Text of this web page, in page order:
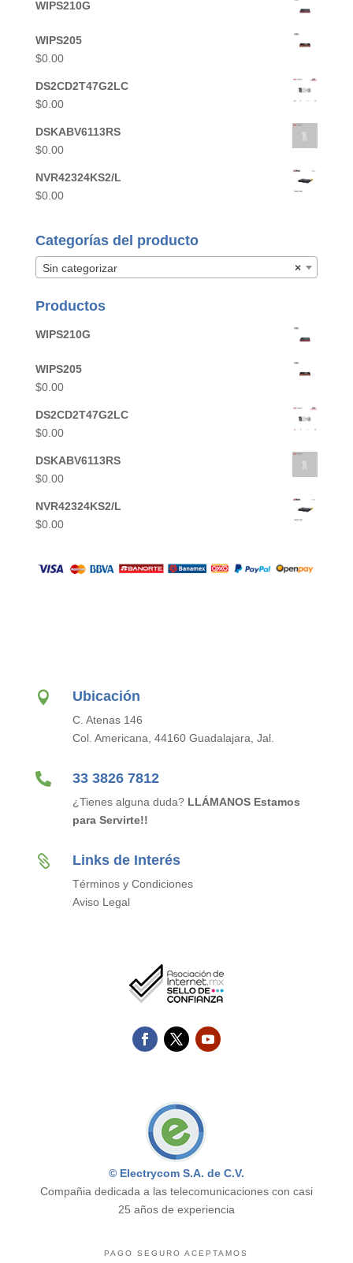
WIPS210G
WIPS205
$0.00
DS2CD2T47G2LC
$0.00
DSKABV6113RS
$0.00
NVR42324KS2/L
$0.00
Categorías del producto
×
Sin categorizar
Productos
WIPS210G
WIPS205
$0.00
DS2CD2T47G2LC
$0.00
DSKABV6113RS
$0.00
NVR42324KS2/L
$0.00
 Ubicación
C. Atenas 146
Col. Americana, 44160 Guadalajara, Jal.
 33 3826 7812
¿Tienes alguna duda? LLÁMANOS Estamos
para Servirte!!
 Links de Interés
Términos y Condiciones
Aviso Legal
© Electrycom S.A. de C.V.
Compañia dedicada a las telecomunicaciones con casi
25 años de experiencia
PAGO SEGURO ACEPTAMOS